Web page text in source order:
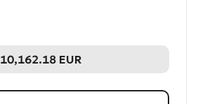
10,162.18 EUR